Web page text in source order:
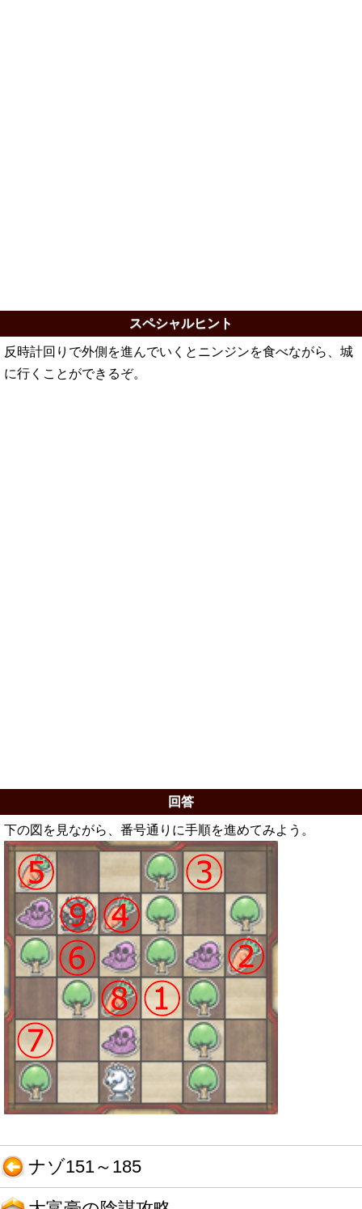
スペシャルヒント
反時計回りで外側を進んでいくとニンジンを食べながら、城
に行くことができるぞ。
回答
下の図を見ながら、番号通りに手順を進めてみよう。
ナゾ151～185